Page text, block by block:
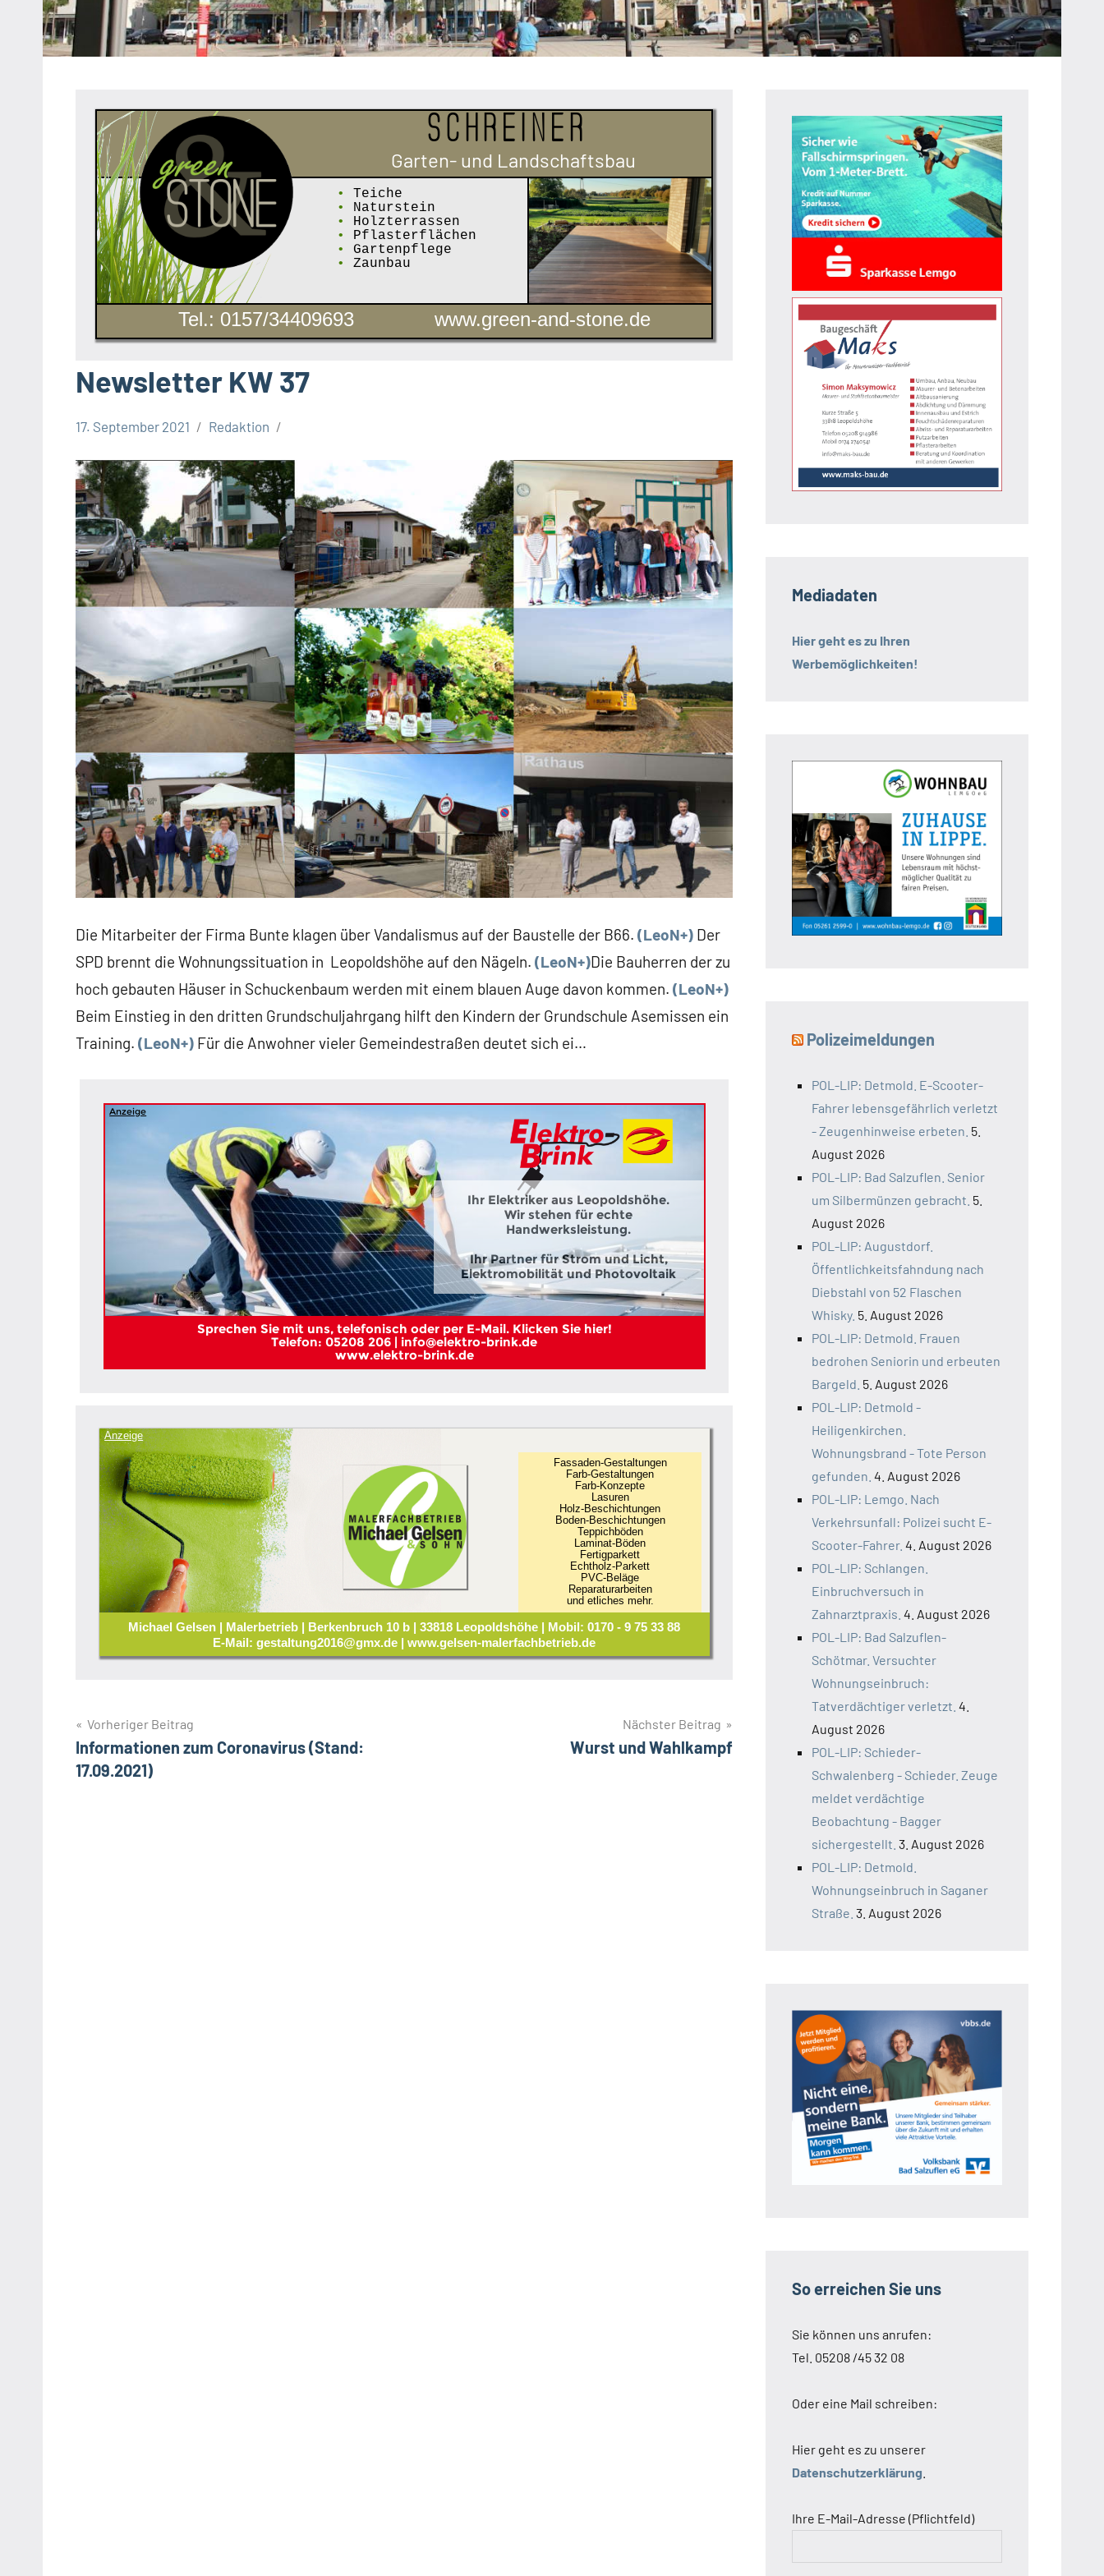
Heipke,
Leopoldshöhe,
Schreiner
Garten- und Landschaftsbau
•
Teiche
•
Naturstein
•
Holzterrassen
•
Pflasterflächen
•
Gartenpflege
•
Zaunbau
Tel.: 0157/34409693 www.green-and-stone.de
Newsletter KW 37
Newsletter
17. September 2021 Redaktion
Die Mitarbeiter der Firma Bunte klagen über Vandalismus auf der Baustelle der B66. (LeoN+) Der
SPD brennt die Wohnungssituation in Leopoldshöhe auf den Nägeln. (LeoN+)Die Bauherren der zu
hoch gebauten Häuser in Schuckenbaum werden mit einem blauen Auge davon kommen. (LeoN+)
Beim Einstieg in den dritten Grundschuljahrgang hilft den Kindern der Grundschule Asemissen ein
Training. (LeoN+) Für die Anwohner vieler Gemeindestraßen deutet sich ei…
Anzeige
Ihr Elektriker aus Leopoldshöhe.
Wir stehen für echte
Handwerksleistung.
Ihr Partner für Strom und Licht,
Elektromobilität und Photovoltaik
Sprechen Sie mit uns, telefonisch oder per E-Mail. Klicken Sie hier!
Telefon: 05208 206 | info@elektro-brink.de
www.elektro-brink.de
Anzeige
Fassaden-Gestaltungen
Farb-Gestaltungen
Farb-Konzepte
Lasuren
Holz-Beschichtungen
Boden-Beschichtungen
Teppichböden
Laminat-Böden
Fertigparkett
Echtholz-Parkett
PVC-Beläge
Reparaturarbeiten
und etliches mehr.
Michael Gelsen | Malerbetrieb | Berkenbruch 10 b | 33818 Leopoldshöhe | Mobil: 0170 - 9 75 33 88
E-Mail: gestaltung2016@gmx.de | www.gelsen-malerfachbetrieb.de
Beitragsnavigation
Vorheriger Beitrag
Informationen zum Coronavirus (Stand:
17.09.2021)
Nächster Beitrag
Wurst und Wahlkampf
Mediadaten
Hier geht es zu Ihren
Werbemöglichkeiten!
Polizeimeldungen
POL-LIP: Detmold. E-Scooter-
Fahrer lebensgefährlich verletzt
- Zeugenhinweise erbeten. 5.
August 2026
POL-LIP: Bad Salzuflen. Senior
um Silbermünzen gebracht. 5.
August 2026
POL-LIP: Augustdorf.
Öffentlichkeitsfahndung nach
Diebstahl von 52 Flaschen
Whisky. 5. August 2026
POL-LIP: Detmold. Frauen
bedrohen Seniorin und erbeuten
Bargeld. 5. August 2026
POL-LIP: Detmold -
Heiligenkirchen.
Wohnungsbrand - Tote Person
gefunden. 4. August 2026
POL-LIP: Lemgo. Nach
Verkehrsunfall: Polizei sucht E-
Scooter-Fahrer. 4. August 2026
POL-LIP: Schlangen.
Einbruchversuch in
Zahnarztpraxis. 4. August 2026
POL-LIP: Bad Salzuflen-
Schötmar. Versuchter
Wohnungseinbruch:
Tatverdächtiger verletzt. 4.
August 2026
POL-LIP: Schieder-
Schwalenberg - Schieder. Zeuge
meldet verdächtige
Beobachtung - Bagger
sichergestellt. 3. August 2026
POL-LIP: Detmold.
Wohnungseinbruch in Saganer
Straße. 3. August 2026
So erreichen Sie uns
Sie können uns anrufen:
Tel. 05208 /45 32 08
Oder eine Mail schreiben:
Hier geht es zu unserer
Datenschutzerklärung
Ihre E-Mail-Adresse (Pflichtfeld)